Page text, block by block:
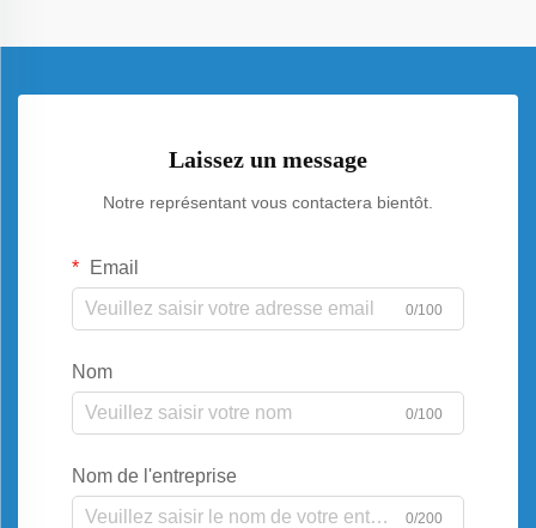
Laissez un message
Notre représentant vous contactera bientôt.
Email
0/100
Nom
0/100
Nom de l'entreprise
0/200